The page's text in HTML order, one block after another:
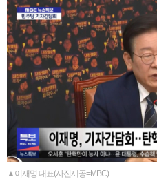
▲이재명 대표(사진제공=MBC)